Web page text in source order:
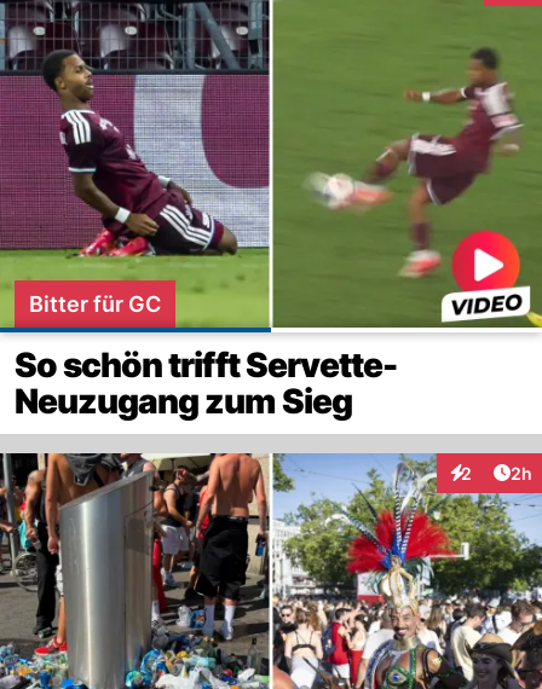
Bitter für GC
So schön trifft Servette-
Neuzugang zum Sieg
2 2h